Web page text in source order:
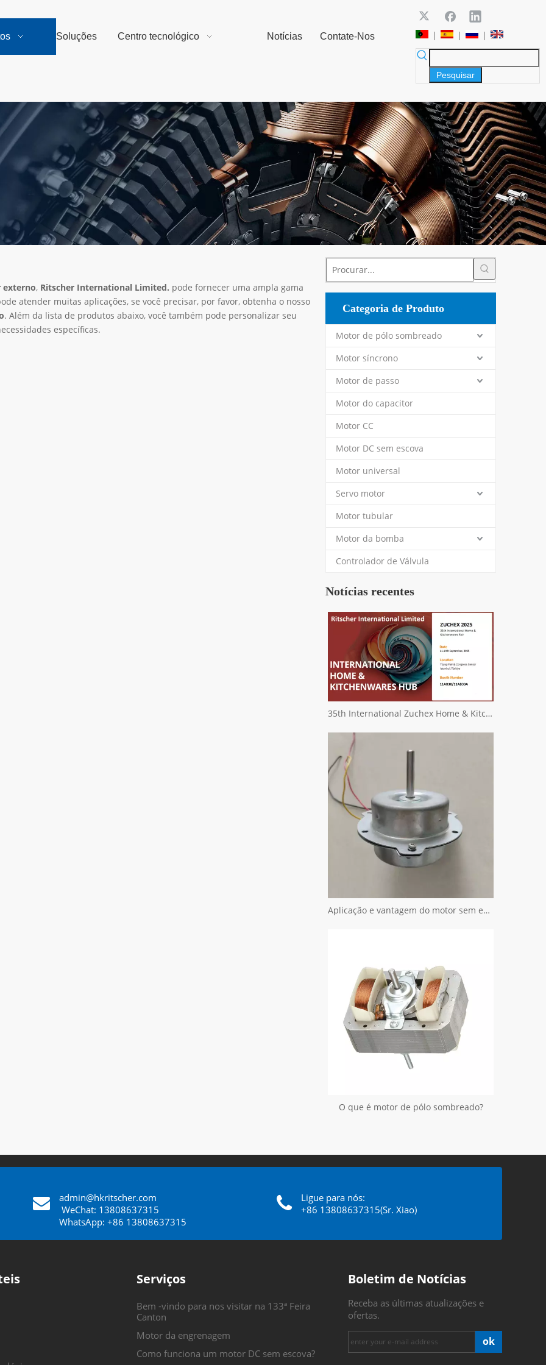
Soluções Centro tecnológico Notícias Contate-Nos | | |
Pesquisar
, Ritscher International Limited. pode fornecer uma ampla gama
atender muitas aplicações, se você precisar, por favor, obtenha o nosso
. Além da lista de produtos abaixo, você também pode personalizar seu
específicas.
Categoria de Produto
Motor de pólo sombreado
Motor síncrono
Motor de passo
Motor do capacitor
Motor CC
Motor DC sem escova
Motor universal
Servo motor
Motor tubular
Motor da bomba
Controlador de Válvula
Notícias recentes
35th International Zuchex Home & Kitchenwares Fair Convitition - Ritscher International Limited
Aplicação e vantagem do motor sem escova
O que é motor de pólo sombreado?
admin@hkritscher.com
WeChat: 13808637315
WhatsApp: +86 13808637315
Ligue para nós:
+86 13808637315(Sr. Xiao)
Serviços
Bem -vindo para nos visitar na 133ª Feira
Canton
Motor da engrenagem
Como funciona um motor DC sem escova?
Boletim de Notícias
Receba as últimas atualizações e
ofertas.
ok